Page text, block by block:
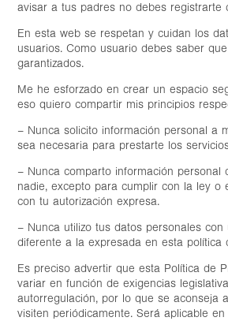
avisar a tus padres no debes registrarte
En esta web se respetan y cuidan los
usuarios. Como usuario debes saber
garantizados.
Me he esforzado en crear un espacio
eso quiero compartir mis principios
– Nunca solicito información personal a
sea necesaria para prestarte los
– Nunca comparto información personal
nadie, excepto para cumplir con la ley o
con tu autorización expresa.
– Nunca utilizo tus datos personales con
diferente a la expresada en esta política
Es preciso advertir que esta Política de
variar en función de exigencias
autorregulación, por lo que se aconseja
visiten periódicamente. Será aplicable